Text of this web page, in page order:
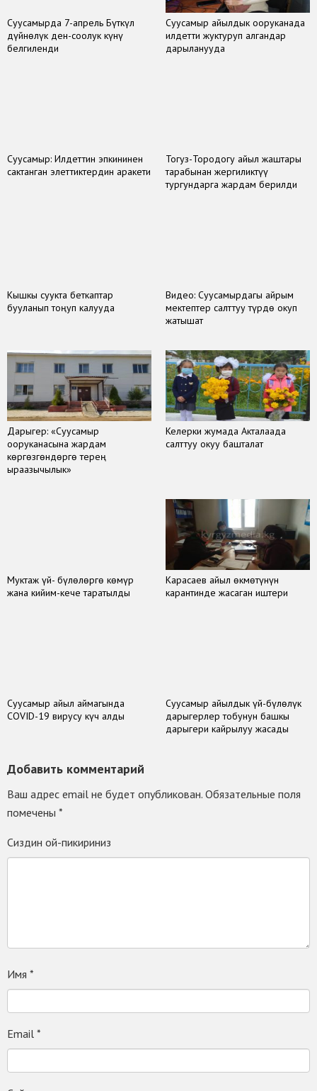
Суусамырда 7-апрель Бүткүл
дүйнөлүк ден-соолук күнү
белгиленди
Суусамыр айылдык ооруканада
илдетти жуктуруп алгандар
дарыланууда
Суусамыр: Илдеттин эпкининен
сактанган элеттиктердин аракети
Тогуз-Тородогу айыл жаштары
тарабынан жергиликтүү
тургундарга жардам берилди
Кышкы суукта беткаптар
бууланып тоңуп калууда
Видео: Суусамырдагы айрым
мектептер салттуу түрдө окуп
жатышат
Дарыгер: «Суусамыр
ооруканасына жардам
көргөзгөндөргө терең
ыраазычылык»
Келерки жумада Акталаада
салттуу окуу башталат
Муктаж үй- бүлөлөргө көмүр
жана кийим-кече таратылды
Карасаев айыл өкмөтүнүн
карантинде жасаган иштери
Суусамыр айыл аймагында
COVID-19 вирусу күч алды
Суусамыр айылдык үй-бүлөлүк
дарыгерлер тобунун башкы
дарыгери кайрылуу жасады
Добавить комментарий
Ваш адрес email не будет опубликован. Обязательные поля
помечены *
Сиздин ой-пикириниз
Имя *
Email *